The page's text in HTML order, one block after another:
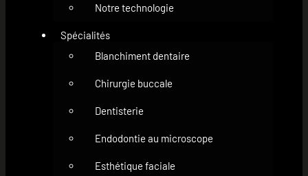
Notre technologie
Spécialités
Blanchiment dentaire
Chirurgie buccale
Dentisterie
Endodontie au microscope
Esthétique faciale